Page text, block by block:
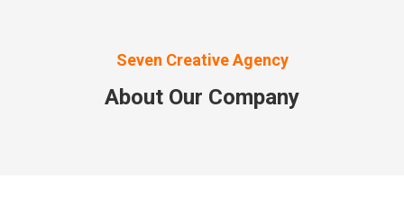
Seven Creative Agency
About Our Company